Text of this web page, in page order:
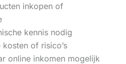
inkopen of
kennis nodig
kosten of risico’s
online inkomen mogelijk